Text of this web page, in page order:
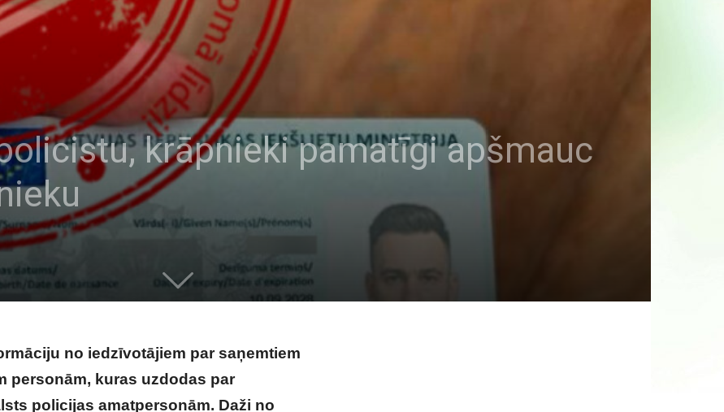
krāpnieki pamatīgi apšmauc
no iedzīvotājiem par saņemtiem
personām, kuras uzdodas par
policijas amatpersonām. Daži no